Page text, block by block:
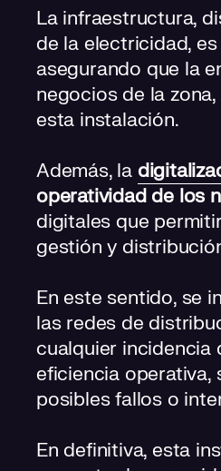
La infraestructura,
de la electricidad,
asegurando que la
negocios de la zona,
esta instalación.
Además, la
operatividad de los
digitales que
gestión y
En este sentido, se
las redes de
cualquier incidencia
eficiencia operativa,
posibles fallos o
En definitiva, esta